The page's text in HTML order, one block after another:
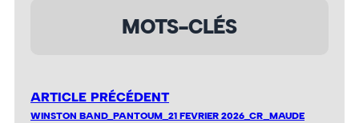
MOTS-CLÉS
ARTICLE PRÉCÉDENT
WINSTON BAND_PANTOUM_21 FEVRIER 2026_CR_MAUDE